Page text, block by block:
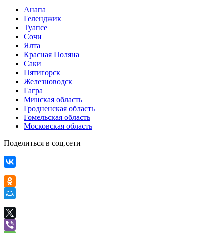
Анапа
Геленджик
Туапсе
Сочи
Ялта
Красная Поляна
Саки
Пятигорск
Железноводск
Гагра
Минская область
Гродненская область
Гомельская область
Московская область
Поделиться в соц.сети